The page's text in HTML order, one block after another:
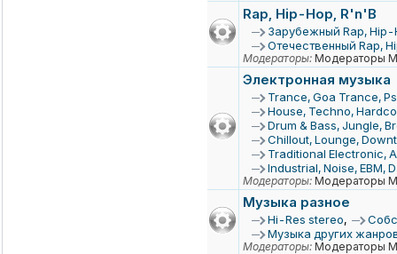
Rap, Hip-Hop, R'n'B
Зарубежный Rap, Hip-
Отечественный Rap,
Модераторы: Модераторы
Электронная музыка
Trance, Goa Trance,
House, Techno,
Drum & Bass, Jungle,
Chillout, Lounge,
Traditional Electronic,
Industrial, Noise, EBM,
Модераторы: Модераторы
Музыка разное
Hi-Res stereo,
Музыка других
Модераторы: Модераторы